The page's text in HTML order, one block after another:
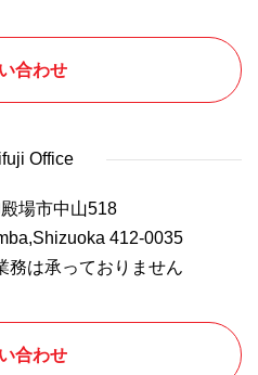
合わせ
Office
場市中山518
412-0035
は承っておりません
合わせ